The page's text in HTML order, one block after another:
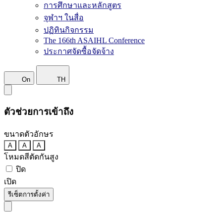
การศึกษาและหลักสูตร
จุฬาฯ ในสื่อ
ปฏิทินกิจกรรม
The 166th ASAIHL Conference
ประกาศจัดซื้อจัดจ้าง
On TH
ตัวช่วยการเข้าถึง
ขนาดตัวอักษร
A A A
โหมดสีตัดกันสูง
ปิด
เปิด
รีเซ็ตการตั้งค่า